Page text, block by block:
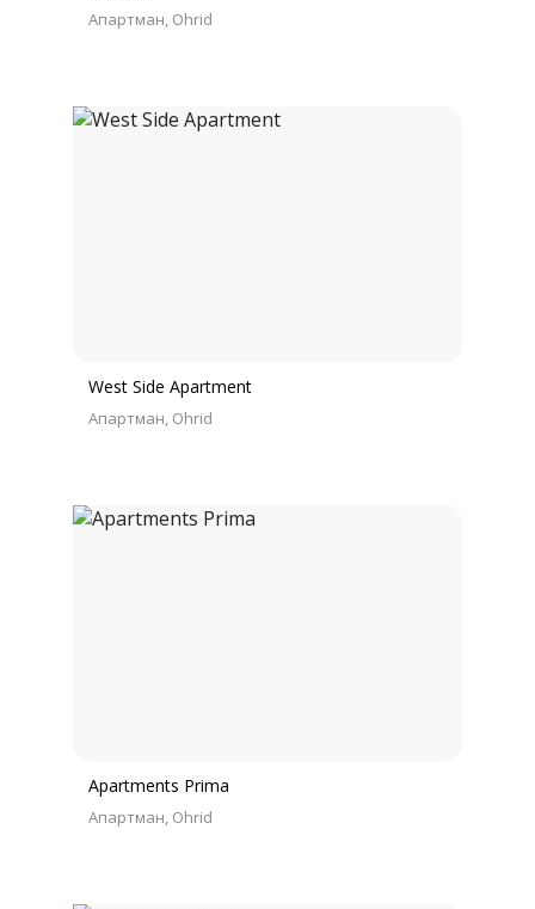
Апартман Ohrid
West Side Apartment
Апартман Ohrid
Apartments Prima
Апартман Ohrid